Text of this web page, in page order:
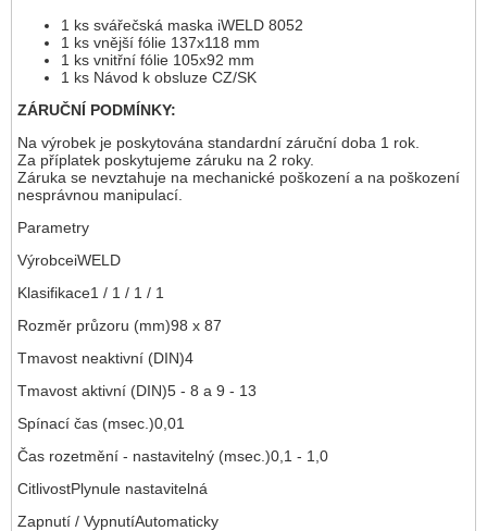
1 ks svářečská maska iWELD 8052
1 ks vnější fólie 137x118 mm
1 ks vnitřní fólie 105x92 mm
1 ks Návod k obsluze CZ/SK
ZÁRUČNÍ PODMÍNKY:
Na výrobek je poskytována standardní záruční doba 1 rok.
Za příplatek poskytujeme záruku na 2 roky.
Záruka se nevztahuje na mechanické poškození a na poškození
nesprávnou manipulací.
Parametry
VýrobceiWELD
Klasifikace1 / 1 / 1 / 1
Rozměr průzoru (mm)98 x 87
Tmavost neaktivní (DIN)4
Tmavost aktivní (DIN)5 - 8 a 9 - 13
Spínací čas (msec.)0,01
Čas rozetmění - nastavitelný (msec.)0,1 - 1,0
CitlivostPlynule nastavitelná
Zapnutí / VypnutíAutomaticky